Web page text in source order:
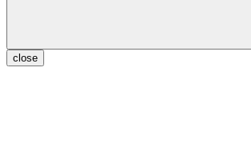
close